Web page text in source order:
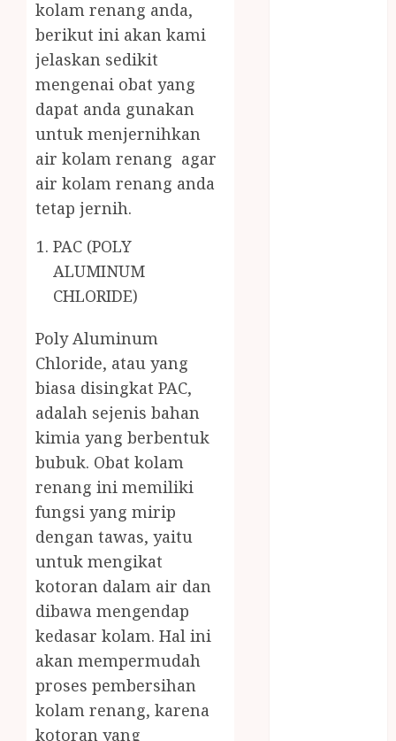
kolam renang anda,
berikut ini akan kami
jelaskan sedikit
mengenai obat yang
dapat anda gunakan
untuk menjernihkan
air kolam renang agar
air kolam renang anda
tetap jernih.
PAC (POLY
ALUMINUM
CHLORIDE)
Poly Aluminum
Chloride, atau yang
biasa disingkat PAC,
adalah sejenis bahan
kimia yang berbentuk
bubuk. Obat kolam
renang ini memiliki
fungsi yang mirip
dengan tawas, yaitu
untuk mengikat
kotoran dalam air dan
dibawa mengendap
kedasar kolam. Hal ini
akan mempermudah
proses pembersihan
kolam renang, karena
kotoran yang